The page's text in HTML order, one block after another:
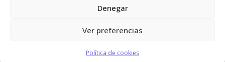
Denegar
Ver preferencias
Política de cookies